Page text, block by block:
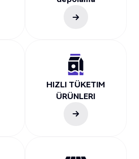
HIZLI TÜKETIM
ÜRÜNLERI